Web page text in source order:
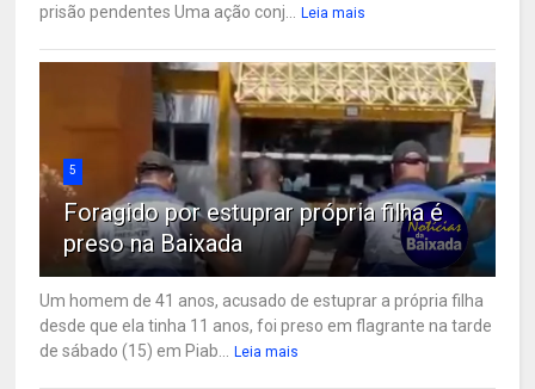
prisão pendentes Uma ação conj...
Leia mais
5
Foragido por estuprar própria filha é
preso na Baixada
Um homem de 41 anos, acusado de estuprar a própria filha
desde que ela tinha 11 anos, foi preso em flagrante na tarde
de sábado (15) em Piab...
Leia mais